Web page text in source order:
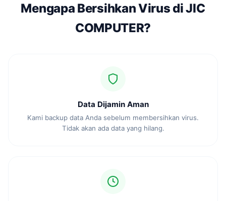
Mengapa Bersihkan Virus di JIC
COMPUTER?
Data Dijamin Aman
Kami backup data Anda sebelum membersihkan virus.
Tidak akan ada data yang hilang.